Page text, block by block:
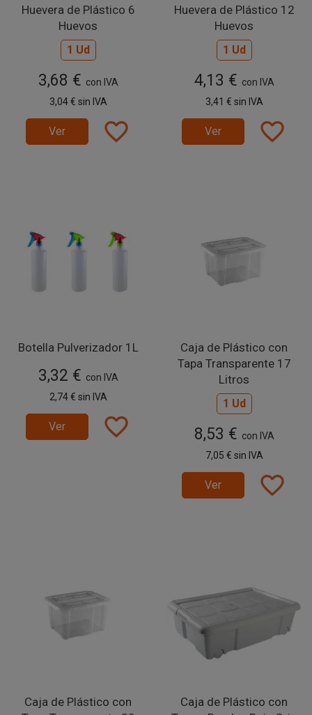
Huevera de Plástico 6
Huevos
1 Ud
3,68 € con IVA
3,04 € sin IVA
Ver favorite_border
Huevera de Plástico 12
Huevos
1 Ud
4,13 € con IVA
3,41 € sin IVA
Ver favorite_border
Botella Pulverizador 1L
3,32 € con IVA
2,74 € sin IVA
Ver favorite_border
Caja de Plástico con
Tapa Transparente 17
Litros
1 Ud
8,53 € con IVA
7,05 € sin IVA
Ver favorite_border
Caja de Plástico con
Caja de Plástico con